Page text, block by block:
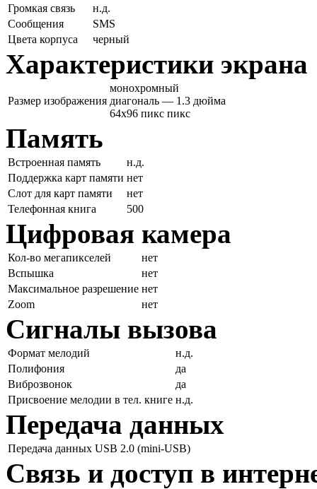
Громкая связь
н.д.
Сообщения
SMS
Цвета корпуса
черный
Характеристики экрана
Размер изображения
монохромный
диагональ — 1.3 дюйма
64x96 пикс пикс
Память
Встроенная память
н.д.
Поддержка карт памяти нет
Слот для карт памяти
нет
Телефонная книга
500
Цифровая камера
Кол-во мегапикселей
нет
Вспышка
нет
Максимальное разрешение нет
Zoom
нет
Сигналы вызова
Формат мелодий
н.д.
Полифония
да
Виброзвонок
да
Присвоение мелодии в тел. книге н.д.
Передача данных
Передача данных USB 2.0 (mini-USB)
Связь и доступ в